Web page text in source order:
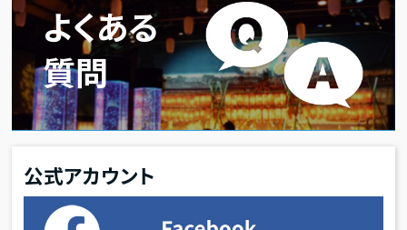
よくある
質問
公式アカウント